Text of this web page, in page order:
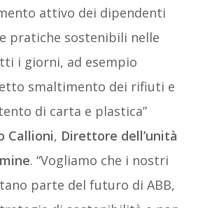
attivo dei dipendenti
pratiche sostenibili nelle
i giorni, ad esempio
smaltimento dei rifiuti e
di carta e plastica”
Callioni, Direttore dell’unità
. “Vogliamo che i nostri
parte del futuro di ABB,